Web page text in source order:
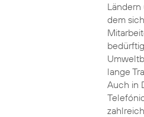
Ländern
dem
lange
Auch in